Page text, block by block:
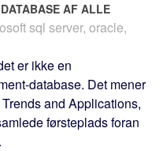
AF ALLE
sql server, oracle,
er ikke en
database. Det mener
and Applications,
førsteplads foran